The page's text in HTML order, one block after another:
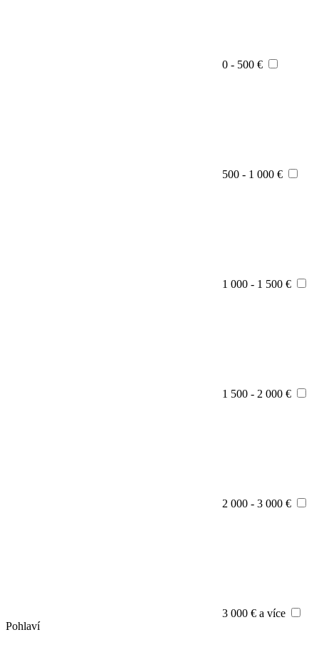
0 - 500 €
500 - 1 000 €
1 000 - 1 500 €
1 500 - 2 000 €
2 000 - 3 000 €
3 000 € a více
Pohlaví